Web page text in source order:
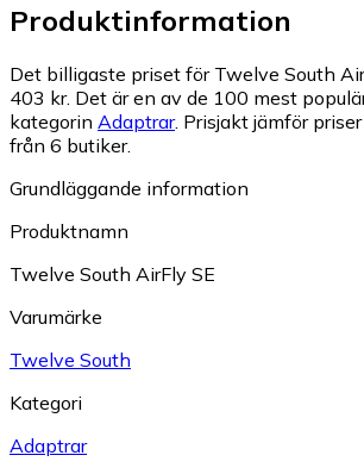
Produktinformation
Det billigaste priset för Twelve South
403 kr. Det är en av de 100 mest
kategorin Adaptrar. Prisjakt jämför
från 6 butiker.
Grundläggande information
Produktnamn
Twelve South AirFly SE
Varumärke
Twelve South
Kategori
Adaptrar